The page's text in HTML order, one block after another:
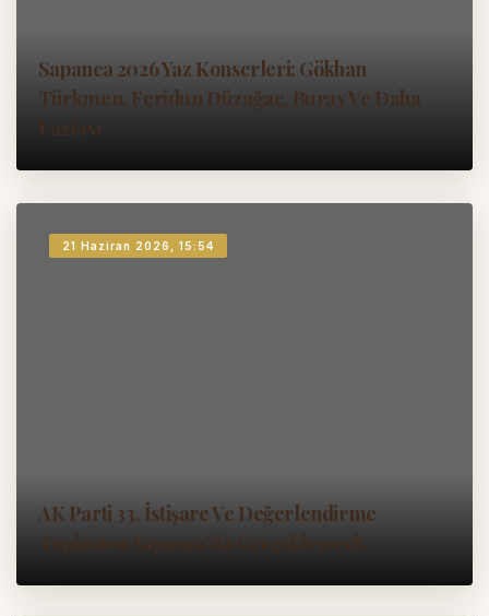
Sapanca 2026 Yaz Konserleri: Gökhan
Türkmen, Feridun Düzağaç, Buray Ve Daha
Fazlası
21 Haziran 2026, 15:54
AK Parti 33. İstişare Ve Değerlendirme
Toplantısı Sapanca'da Gerçekleşecek